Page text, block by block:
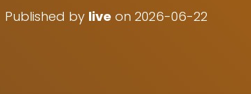
Published by live on 2026-06-22